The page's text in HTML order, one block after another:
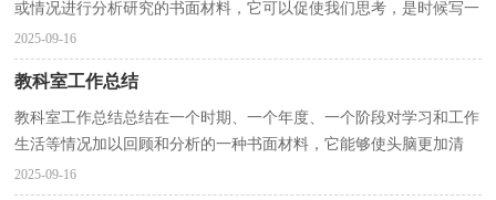
或情况进行分析研究的书面材料，它可以促使我们思考，是时候写一
份总结了。如何把总结做到重点突出呢？下面是小编...
2025-09-16
教科室工作总结
教科室工作总结总结在一个时期、一个年度、一个阶段对学习和工作
生活等情况加以回顾和分析的一种书面材料，它能够使头脑更加清
醒，目标更加明确，不妨让我们认真地完成总结吧。那...
2025-09-16